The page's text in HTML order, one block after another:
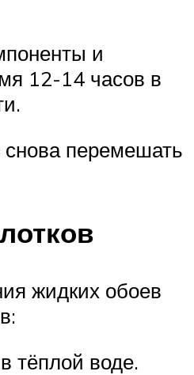
и
12-14 часов в
перемешать
жидких обоев
тёплой воде.